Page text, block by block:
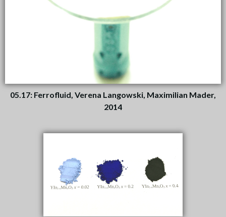
05.17: Ferrofluid, Verena Langowski, Maximilian Mader,
2014